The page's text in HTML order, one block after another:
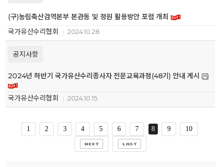
(구)농림축산검역본부 본관동 및 정원 활용방안 포럼 개최
국가유산수리협회
2024.10.28
공지사항
2024년 하반기 국가유산수리종사자 전문교육과정(48기) 안내 게시
국가유산수리협회 2024.10.15
1 2 3 4 5 6 7 8 9 10